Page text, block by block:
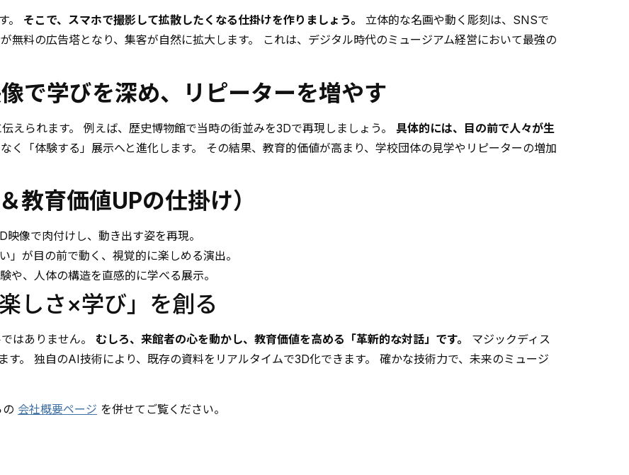
。 そこで、スマホで撮影して拡散したくなる仕掛けを作りましょう。
立体的な名画や動く彫刻は、SNSで
無料の広告塔となり、集客が自然に拡大します。 これは、デジタル時代のミュージアム経営において最強の
で学びを深め、リピーターを増やす
えられます。 例えば、歴史博物館で当時の街並みを3Dで再現しましょう。 具体的には、目の前で人々が生
く「体験する」展示へと進化します。 その結果、教育的価値が高まり、学校団体の見学やリピーターの増加
教育価値UPの仕掛け）
映像で肉付けし、動き出す姿を再現。
」が目の前で動く、視覚的に楽しめる演出。
や、人体の構造を直感的に学べる展示。
しさ×学び」を創る
はありません。 むしろ、来館者の心を動かし、教育価値を高める「革新的な対話」です。
マジックディス
す。 独自のAI技術により、既存の資料をリアルタイムで3D化できます。 確かな技術力で、未来のミュージ
会社概要ページ を併せてご覧ください。